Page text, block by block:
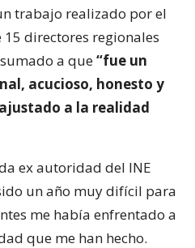
trabajo realizado por el
directores regionales
a que“fue un
acucioso, honesto y
a la realidad
ex autoridad del INE
un año muy difícil para
me había enfrentado a
que me han hecho.